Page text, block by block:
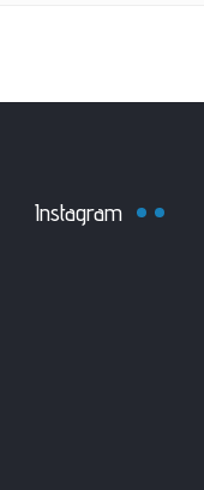
Instagram